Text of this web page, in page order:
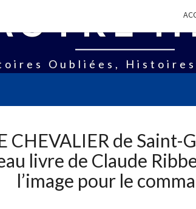
Oubliées,
CHEVALIER de Saint-
livre de Claude
l’image pour le